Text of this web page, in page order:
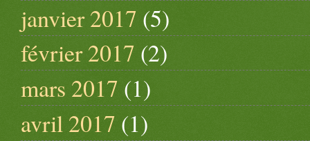
janvier 2017 (5)
février 2017 (2)
mars 2017 (1)
avril 2017 (1)